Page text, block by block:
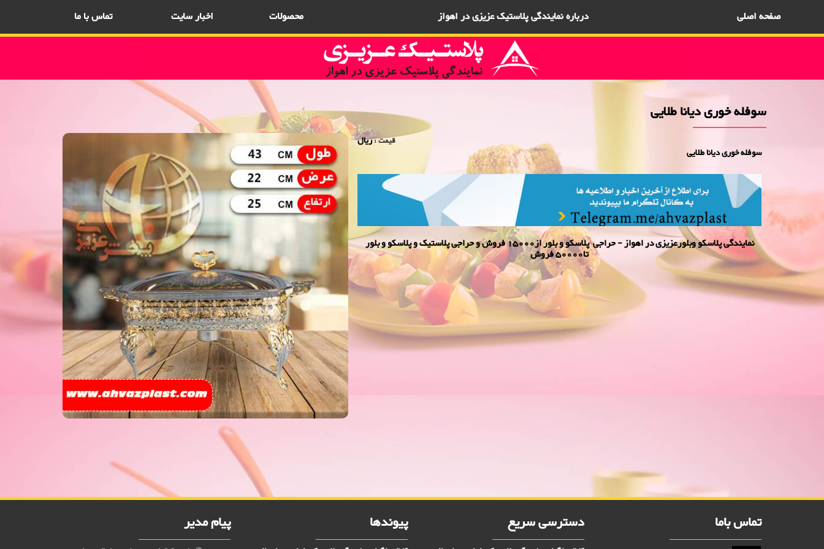
صفحه اصلی درباره نمایندگی پلاستیک عزیزی در اهواز محصولات اخبار سایت تماس با ما
سوفله خوری دیانا طلایی
قیمت :ریال
سوفله خوری دیانا طلایی
نمایندگی پلاسكو وبلورعزیزی در اهواز - حراجی پلاسکو و بلور از15000 فروش و حراجی پلاستیک و پلاسکو و بلور
تا50000 فروش
تماس باما دسترسی سریع پیوندها پیام مدیر